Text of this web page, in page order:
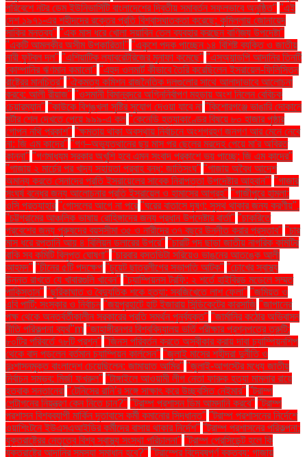
পরিবেশে নটর ডেম ইউনিভার্সিটি বাংলাদেশের দ্বিতীয় সমাবর্তন সফলভাবে অনুষ্ঠিত" "এই
দেশ ১৯৭১-এর শহীদদের রক্তের প্রতি বিশ্বাসঘাতকতা করেছে: কুমিল্লায় জোনায়েদ
সাকির মন্তব্য" "এক মাস ধরে খোলা সয়াবিন তেল ব্যবহার করছেন বাণিজ্য উপদেষ্টা"
"একটি আমলকীর অসীম উপকারিতা!" "একুশে পদক পাচ্ছেন ১৪ বিশিষ্ট ব্যক্তি ও জাতীয়
নারী ফুটবল দল" "এশিয়াটিক ল্যাবরেটরিজের মুনাফা কমেছে" "এসঅ্যান্ডপি আদানির তিনটি
কোম্পানির ঋণমান কমালো" "এহুদ ওলমার্ট কীভাবে তৈরি করেছিলেন ইসরায়েল-ফিলিস্তিন
রাষ্ট্রের মানচিত্র" "ঐকমত্য কমিশন রাজনৈতিক দলগুলোর সাথে আলাদাভাবে আলোচনা
করবে: আলী রীয়াজ" "ওসমানী বিমানবন্দরে অগ্নিনির্বাপণ মহড়ায় অংশ নিলেন বেবিচক
চেয়ারম্যান" "কাউকে বিশৃঙ্খলা সৃষ্টির সুযোগ দেওয়া যাবে না "কিশোরগঞ্জে ভাঙারি দোকানে
মর্টার শেল দেখতে পেয়ে ৯৯৯-এ কল "কেনেডি হত্যাকাণ্ডের বিষয়ে ৮০ হাজার পৃষ্ঠার
গোপন নথি প্রকাশ" "ক্ষমতায় থাকা অবস্থায় নির্বাচনে অংশগ্রহণ জনগণ আর মেনে নেবে
না: জি এম কাদের" "গণ–অভ্যুত্থানের ছয় মাস পর ছেলের মরদেহ পেয়ে মা'র অবিরত
কান্না" "গণমাধ্যম সরকার অখুশি হবে এমন সংবাদ প্রকাশে ভয় পাচ্ছে: জি এম কাদের"
"গাজায় ২ মার্চের পর খাদ্য সহায়তা প্রবাহ বন্ধ: জাতিসংঘ" "গাজায় অবৈধ আদেশ
অমান্য করতে সেনাদের প্রতি ইসরায়েলের সাবেক নিরাপত্তা উপদেষ্টার আহ্বান"' "গাজার
সংঘর্ষ বন্ধের জন্য আলোচনার প্রতি ইসরায়েল ও হামাসের আগ্রহ" "গাজীপুরে হামলা:
ওসি প্রত্যাহার "গোসলের আগে না পরে "ঘরের বাতাসে দূষণ: সুস্থ থাকার জন্য করণীয়".
"চট্টগ্রামের আঞ্চলিক ভাষায় রোহিঙ্গাদের জন্য প্রধান উপদেষ্টার বার্তা" "চাকরিতে
প্রবেশের জন্য পুরুষদের বয়সসীমা ৩৫ ও নারীদের ৩৭ বছরে উন্নীত করার প্রস্তাব" "চার
মাস ধরে রপ্তানি আয় ৪ বিলিয়ন ডলারের উপরে" "চারটি পদ ছাড়া জাতীয় নাগরিক কমিটির
বাকি সব কমিটি বিলুপ্ত ঘোষণা" "চারবার বসতভিটা সরিয়েও ভাঙনের আতঙ্কে আলী
আহমদ" "চীনের ৫টি পদক্ষেপ "চুয়েট ছাত্রলীগের সভাপতি আটক" "চোখের স্বাস্থ্য
উন্নত রাখতে যে খাবারগুলি খাবেন" "চ্যাম্পিয়নস ট্রফি: ২ শর্তে হাইব্রিড মডেলে সম্মত
পাকিস্তান" "ছুরিকাঘাত ও বৈদ্যুতিক শকে হত্যা: সবজিখেতে লাশ ফেলা" "জমিয়ত ও
এবি পার্টি: সংস্কার ও নির্বাচন "জয়পুরহাটে হাট ইজারায় সিন্ডিকেটের কারসাজি "জাপানের
পক্ষ থেকে অন্তর্বর্তীকালীন সরকারের প্রতি সমর্থন পুনর্ব্যক্ত" "জার্মানির কঠোর অভিবাসন
নীতি পরিকল্পনা ব্যর্থ"m "জাহাঙ্গীরনগর বিশ্ববিদ্যালয় ভর্তি পরীক্ষার প্রশ্নপত্রে ত্রুটি:
৮০টির পরিবর্তে ৭৮টি প্রশ্ন" "জিনস পরিবর্তন করতে অস্বীকার করায় দাবা চ্যাম্পিয়নশিপ
থেকে বাদ পড়লেন বর্তমান চ্যাম্পিয়ন কার্লসেন" "জুলাই মাসের শহীদরা দুর্নীতি ও
দুঃশাসনমুক্ত বাংলাদেশ চেয়েছিলেন: জামায়াত আমির" "জুলাই-আগস্টের মধ্যে জাতীয়
নির্বাচন সম্ভব: মির্জা ফখরুল" "টাঙ্গাইলে আওয়ামী লীগ নেতা ফারুক হত্যা মামলার রায়ে
হতবাক সন্তানেরা "টেনিসের রানি’র সঙ্গে সাক্ষাৎ করে উচ্ছ্বসিত নেইমার" "ট্রাম্প
পেন্টাগনের নিয়ন্ত্রণ কেন নিতে চান?" "ট্রাম্প প্রশাসন ডিম আমদানি করবে" "ট্রাম্প
প্রশাসন বিশ্বব্যাপী মার্কিন দূতাবাসে কর্মী কমানোর সিদ্ধান্ত" "ট্রাম্প প্রশাসনের নির্দেশে
ওয়াশিংটনে ইউএসএআইডির কর্মীদের বাসায় থাকার নির্দেশ" "ট্রাম্প প্রশাসনের পরিকল্পনা:
যুক্তরাষ্ট্রের নেতৃত্বে বিশ্ব স্বাস্থ্য সংস্থা পরিচালনা" "ট্রাম্প প্রেসিডেন্ট হলে কি
যুক্তরাষ্ট্রে আদানির সমস্যা সমাধান হবে?" "ট্রাম্পের বিদ্বেষপূর্ণ বক্তব্য: গাজায়